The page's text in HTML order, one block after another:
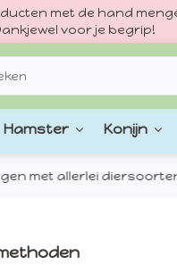
met de hand
voor je begrip!
Hamster Konijn
allerlei diersoorten.